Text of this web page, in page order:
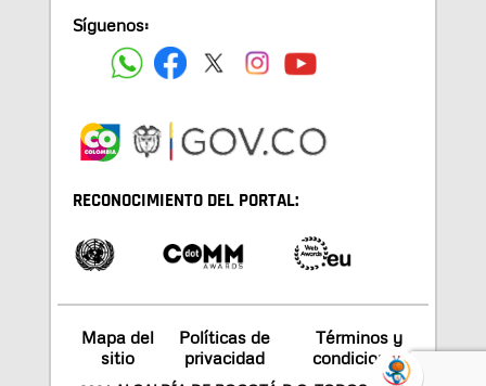
Síguenos:
RECONOCIMIENTO DEL PORTAL:
Mapa del
sitio
Políticas de
privacidad
Términos y
condiciones